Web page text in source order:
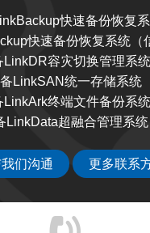
快速备份恢复
快速备份恢复系统（
LinkDR容灾切换管理系统
LinkSAN统一存储系统
LinkArk终端文件备份系统
LinkData超融合管理系统
们沟通 更多联系